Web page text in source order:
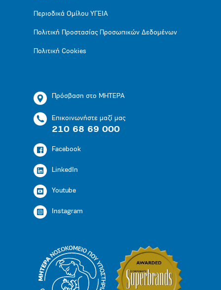
Περιοδικά Ομίλου ΥΓΕΙΑ
Πολιτική Προστασίας Προσωπικών Δεδομένων
Πολιτική Cookies
Πρόσβαση στο ΜΗΤΕΡΑ
Επικοινωνήστε μαζί μας
210 68 69 000
Facebook
LinkedIn
Youtube
Instagram